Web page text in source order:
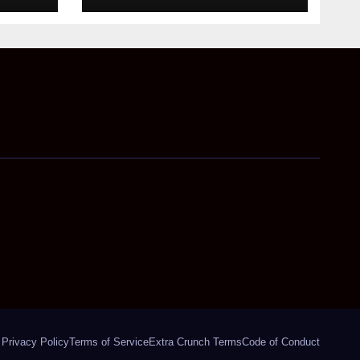
Privacy PolicyTerms of ServiceExtra Crunch TermsCode of Conduct